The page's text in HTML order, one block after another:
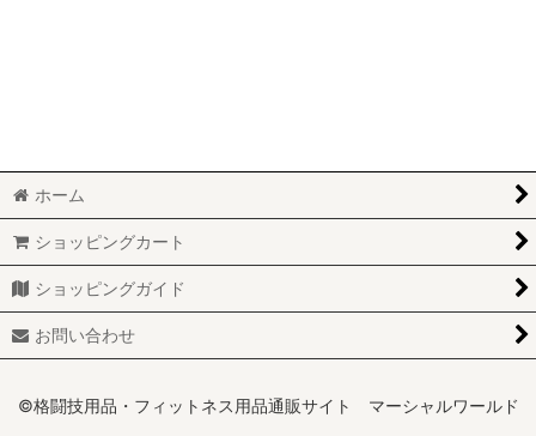
ホーム
ショッピングカート
ショッピングガイド
お問い合わせ
©格闘技用品・フィットネス用品通販サイト マーシャルワールド